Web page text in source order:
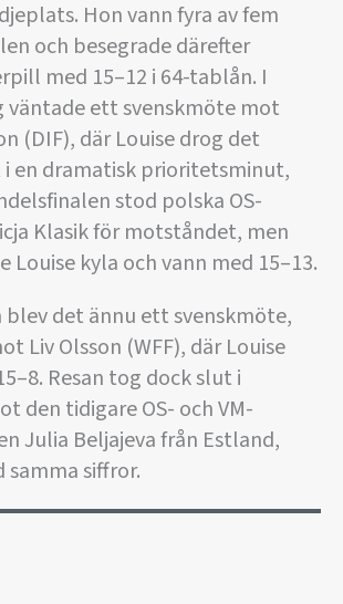
Hon vann fyra av fem
och besegrade därefter
med 15–12 i 64-tablån. I
väntade ett svenskmöte mot
(DIF), där Louise drog det
en dramatisk prioritetsminut,
stod polska OS-
Klasik för motståndet, men
Louise kyla och vann med 15–13.
blev det ännu ett svenskmöte,
Liv Olsson (WFF), där Louise
Resan tog dock slut i
den tidigare OS- och VM-
Julia Beljajeva från Estland,
samma siffror.